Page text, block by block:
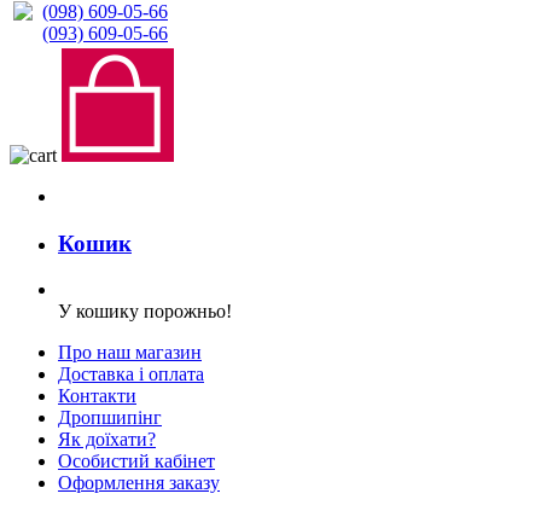
(098) 609-05-66
(093) 609-05-66
Кошик
У кошику порожньо!
Про наш магазин
Доставка і оплата
Контакти
Дропшипінг
Як доїхати?
Особистий кабінет
Оформлення заказу